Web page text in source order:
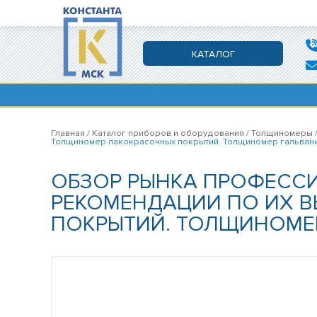
КАТАЛОГ
Главная / Каталог приборов и оборудования /Толщиномеры /
Толщиномер лакокрасочных покрытий. Толщиномер
ОБЗОР РЫНКА
РЕКОМЕНДАЦИИ ПО ИХ
ПОКРЫТИЙ.